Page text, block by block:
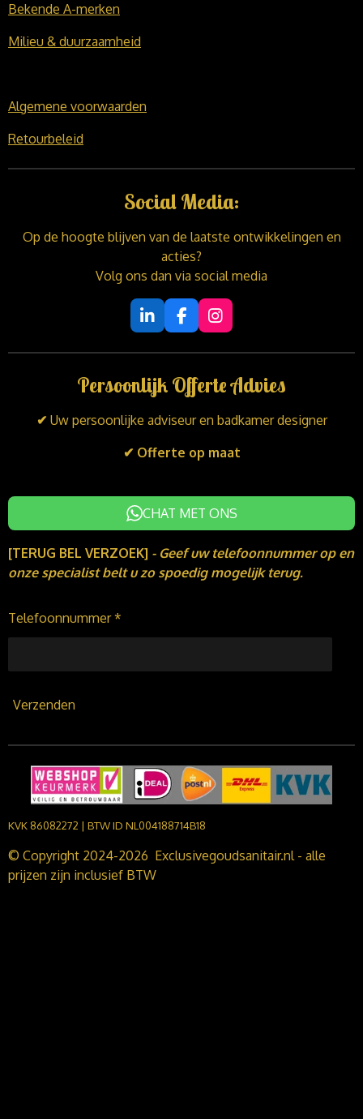
Bekende A-merken
Milieu & duurzaamheid
Algemene voorwaarden
Retourbeleid
Social Media:
Op de hoogte blijven van de laatste ontwikkelingen en
acties?
Volg ons dan via social media
L
i
n
e
d
I
n
F
a
c
b
o
o
k
I
n
s
a
r
a
Persoonlijk Offerte Advies
✔ Uw persoonlijke adviseur en badkamer designer
✔ Offerte op maat
CHAT MET ONS
[TERUG BEL VERZOEK] - Geef uw telefoonnummer op en
onze specialist belt u zo spoedig mogelijk terug.
Telefoonnummer *
Verzenden
KVK 86082272 | BTW ID NL004188714B18
© Copyright 2024-2026 Exclusivegoudsanitair.nl - alle
prijzen zijn inclusief BTW